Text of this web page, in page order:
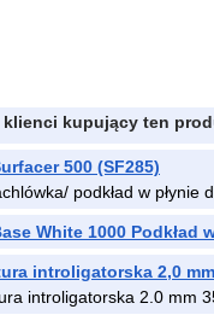
klienci kupujący ten
500 (SF285)
podkład w
White 1000 Podkład
introligatorska 2,0
introligatorska 2.0 mm